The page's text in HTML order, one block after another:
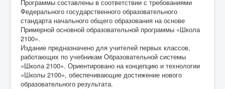
Программы составлены в соответствии с требованиями
Федерального государственного образовательного
стандарта начального общего образования на основе
Примерной основной образовательной программы «Школа
2100».
Издание предназначено для учителей первых классов,
работающих по учебникам Образовательной системы
«Школа 2100». Ориентировано на концепцию и технологии
«Школы 2100», обеспечивающие достижение нового
образовательного результата.